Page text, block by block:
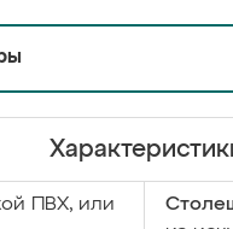
ПВХ, или